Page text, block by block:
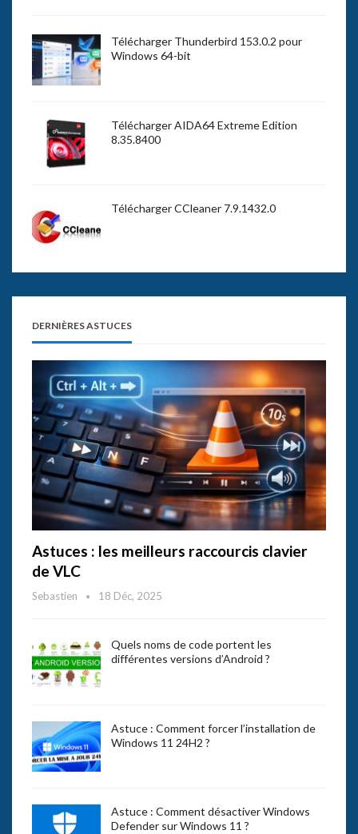
Télécharger Thunderbird 153.0.2 pour
Windows 64-bit
Télécharger AIDA64 Extreme Edition
8.35.8400
Télécharger CCleaner 7.9.1432.0
DERNIÈRES ASTUCES
Astuces : les meilleurs raccourcis clavier
de VLC
Sebastien 18 Déc, 2025
Quels noms de code portent les
différentes versions d’Android ?
Astuce : Comment forcer l’installation de
Windows 11 24H2 ?
Astuce : Comment désactiver Windows
Defender sur Windows 11 ?